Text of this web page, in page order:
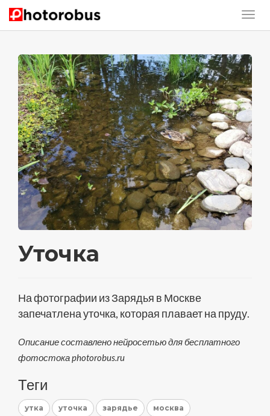
Уточка
На фотографии из Зарядья в Москве
запечатлена уточка, которая плавает на пруду.
Описание составлено нейросетью для бесплатного
фотостока photorobus.ru
Теги
утка уточка зарядье москва